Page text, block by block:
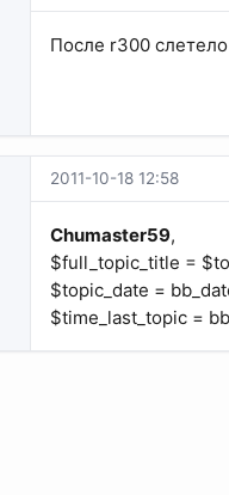
После r300 слетело
2011-10-18 12:58
Chumaster59,
$full_topic_title =
$topic_date =
$time_last_topic =